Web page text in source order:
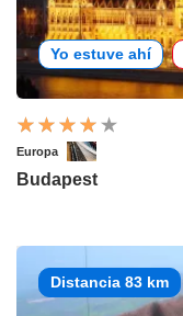
Yo estuve ahí
Europa
Budapest
Distancia 83 km